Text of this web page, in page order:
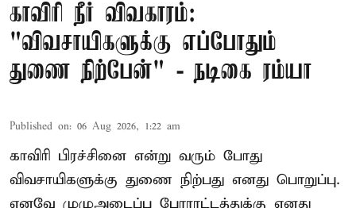
காவிரி நீர் விவகாரம்:
"விவசாயிகளுக்கு எப்போதும்
துணை நிற்பேன்" - நடிகை ரம்யா
Published on: 06 Aug 2026, 1:22 am
காவிரி பிரச்சினை என்று வரும் போது
விவசாயிகளுக்கு துணை நிற்பது எனது பொறுப்பு.
எனவே முழுஅடைப்பு போராட்டத்துக்கு எனது